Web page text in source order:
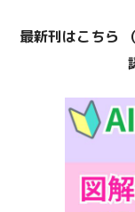
最新刊はこちら